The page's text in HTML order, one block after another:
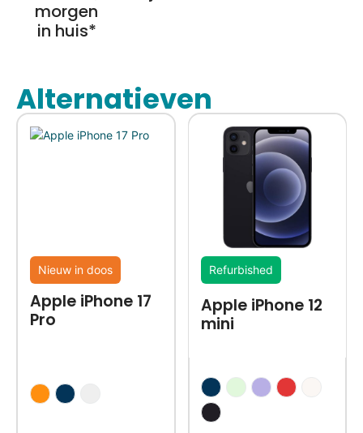
morgen
in huis*
Alternatieven
Nieuw in doos
Apple iPhone 17
Pro
Refurbished
Apple iPhone 12
mini